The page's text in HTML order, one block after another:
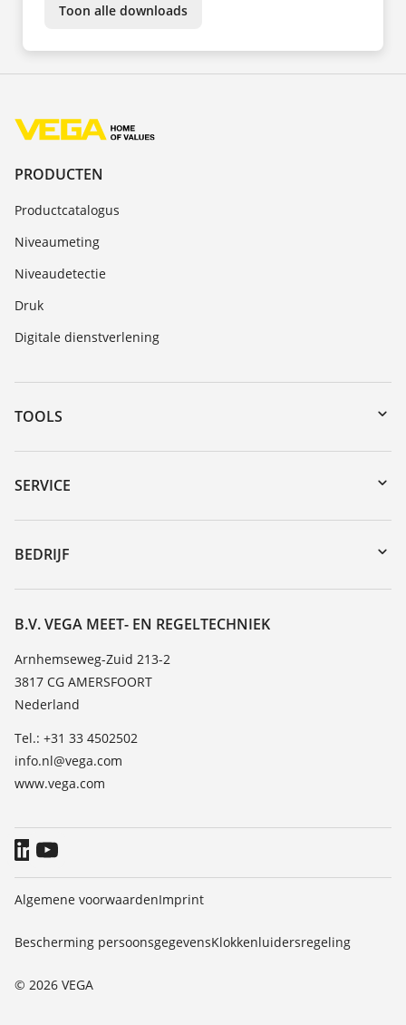
ZH
Toon alle downloads
PRODUCTEN
Productcatalogus
Niveaumeting
Niveaudetectie
Druk
Digitale dienstverlening
TOOLS
myVEGA
Downloads
DTM Collection/PACTware
SERVICE
Reparatieformulier instrument
Seminars
Bestendigheidslijst
TeamViewer
BEDRIJF
Vacature
Over VEGA
Contact
Nieuws
Blog
B.V. VEGA MEET- EN REGELTECHNIEK
Arnhemseweg-Zuid 213-2
3817 CG AMERSFOORT
Nederland
Tel.: +31 33 4502502
info.nl@vega.com
www.vega.com
© 2026 VEGA
Algemene voorwaardenImprint
Bescherming persoonsgegevensKlokkenluidersregeling